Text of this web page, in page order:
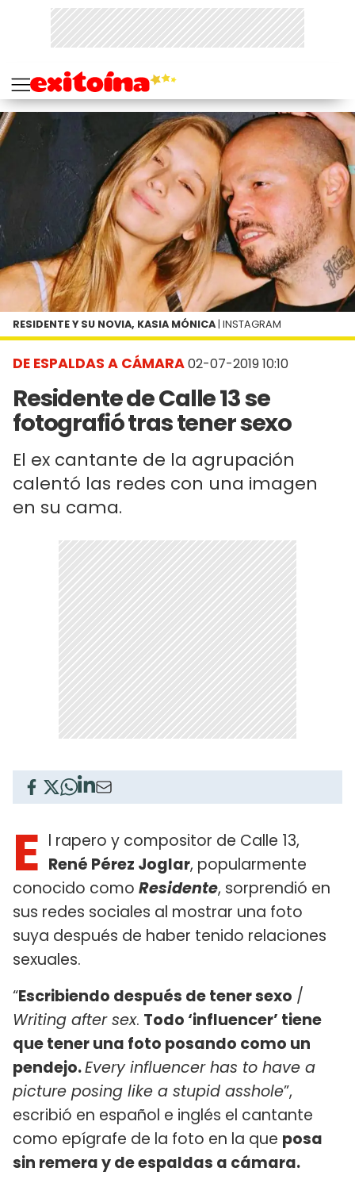
DE ESPALDAS A CÁMARA02-07-2019 10:10
Residente de Calle 13 se
fotografió tras tener sexo
El ex cantante de la agrupación
calentó las redes con una imagen
en su cama.
RESIDENTE Y SU NOVIA, KASIA MÓNICA | INSTAGRAM
E l rapero y compositor de Calle 13,
René Pérez Joglar, popularmente
conocido como Residente, sorprendió en
sus redes sociales al mostrar una foto
suya después de haber tenido relaciones
sexuales.
“Escribiendo después de tener sexo /
Writing after sex. Todo ‘influencer’ tiene
que tener una foto posando como un
pendejo.Every influencer has to have a
picture posing like a stupid asshole”,
escribió en español e inglés el cantante
como epígrafe de la foto en la que posa
sin remera y de espaldas a cámara.